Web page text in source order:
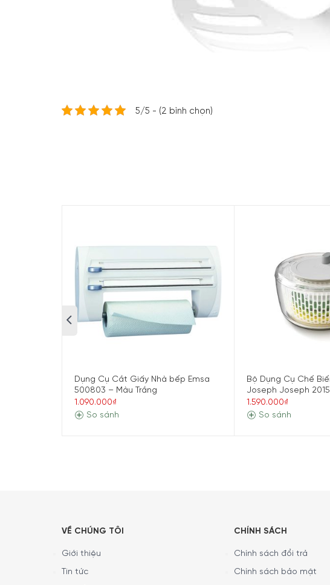
Muôi Thủng Hớt Váng Zwilling Pro 37160-005 – 33cm sở
Chất liệu thép không gỉ 18/10
Muôi Thủng Hớt Váng Zwilling Pro 37160-005 – 33cm được
5/5 - (2 bình chọn)
Dụng Cụ Cắt Giấy Nhà bếp Emsa
500803 – Màu Trắng
1.090.000₫
So sánh
Bộ Dụng Cụ Chế
Joseph Joseph
1.590.000₫
So sánh
VỀ CHÚNG TÔI
Giới thiệu
Tin tức
CHÍNH SÁCH
Chính sách đổi trả
Chính sách bảo mật